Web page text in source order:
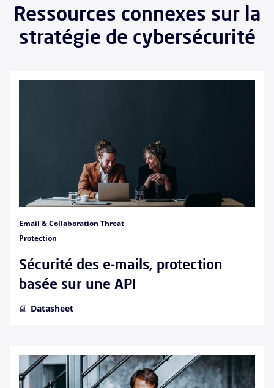
Ressources connexes sur la
stratégie de cybersécurité
Email & Collaboration Threat
Protection
Sécurité des e-mails, protection
basée sur une API
Datasheet